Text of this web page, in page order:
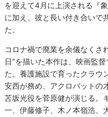
を迎えて4月に上演される『
に加え、彼と長い付き合いで
た。
コロナ禍で廃業を余儀なくさ
日”を描いた本作は、映画監
た。養護施設で育ったクラウ
安西が務め、アクロバットの
苫坂光役を菅原健が演じる。
一、伊藤修子、木ノ本嶺浩、